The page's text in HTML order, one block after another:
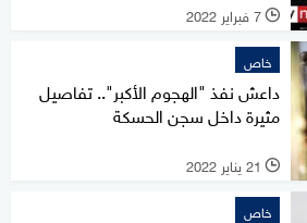
l 7 فبراير 2022
خاص
داعش نفذ "الهجوم الأكبر".. تفاصيل
مثيرة داخل سجن الحسكة
l 21 يناير 2022
خاص